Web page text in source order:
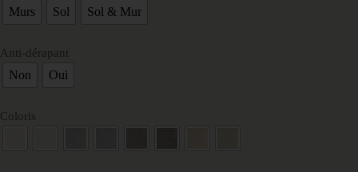
Murs Sol Sol & Mur
Anti-dérapant
Non Oui
Coloris